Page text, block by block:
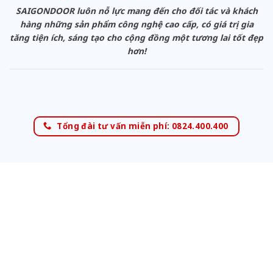
SAIGONDOOR luôn nỗ lực mang đến cho đối tác và khách
hàng những sản phẩm công nghệ cao cấp, có giá trị gia
tăng tiện ích, sáng tạo cho cộng đồng một tương lai tốt đẹp
hơn!
Tổng đài tư vấn miễn phí: 0824.400.400